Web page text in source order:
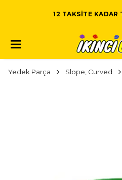
12 TAKSITE KADAR
Yedek Parça Slope, Curved